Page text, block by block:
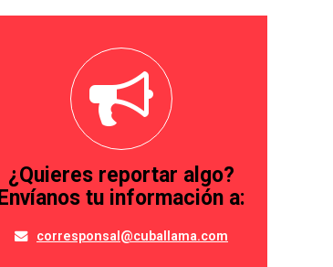
¿Quieres reportar algo?
Envíanos tu información a:
corresponsal@cuballama.com